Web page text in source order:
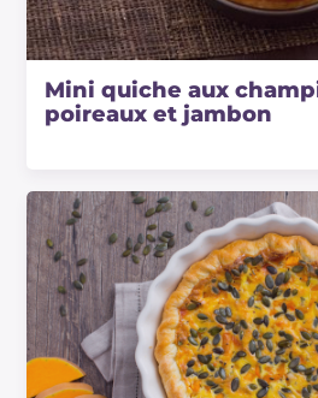
Mini quiche aux
poireaux et jambon